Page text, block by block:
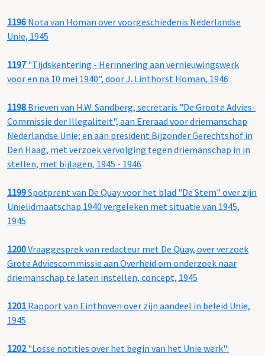
1196 Nota van Homan over voorgeschiedenis Nederlandse
Unie, 1945
1197"Tijdskentering - Herinnering aan vernieuwingswerk
voor en na 10 mei 1940", door J. Linthorst Homan, 1946
1198 Brieven van H.W. Sandberg, secretaris "De Groote Advies-
Commissie der Illegaliteit", aan Ereraad voor driemanschap
Nederlandse Unie; en aan president Bijzonder Gerechtshof in
Den Haag, met verzoek vervolging tegen driemanschap in in
stellen, met bijlagen, 1945 - 1946
1199Spotprent van De Quay voor het blad "De Stem" over zijn
Unielidmaatschap 1940 vergeleken met situatie van 1945,
1945
1200Vraaggesprek van redacteur met De Quay, over verzoek
Grote Adviescommissie aan Overheid om onderzoek naar
driemanschap te laten instellen, concept, 1945
1201 Rapport van Einthoven over zijn aandeel in beleid Unie,
1945
1202"Losse notities over het begin van het Unie werk":